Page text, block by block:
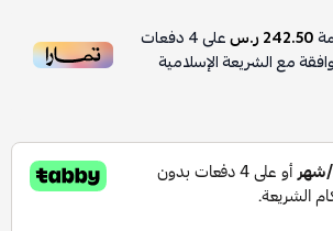
242.50 ر.س على4دفعات
مع الشريعة الإسلامية